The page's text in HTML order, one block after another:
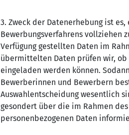
3. Zweck der Datenerhebung ist
Bewerbungsverfahrens vollziehen
Verfügung gestellten Daten im
übermittelten Daten prüfen wir, ob
eingeladen werden können.
Bewerberinnen und Bewerbern
Auswahlentscheidung wesentlich
gesondert über die im Rahmen
personenbezogenen Daten